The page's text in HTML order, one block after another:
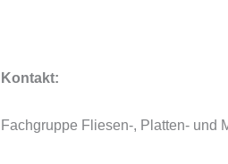
Kontakt:
Fachgruppe Fliesen-, Platten- und